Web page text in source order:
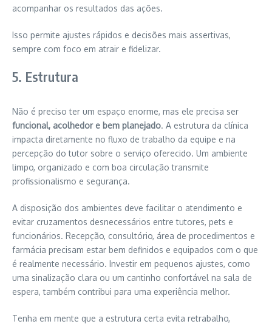
acompanhar os resultados das ações.
Isso permite ajustes rápidos e decisões mais assertivas,
sempre com foco em atrair e fidelizar.
5. Estrutura
Não é preciso ter um espaço enorme, mas ele precisa ser
funcional, acolhedor e bem planejado. A estrutura da clínica
impacta diretamente no fluxo de trabalho da equipe e na
percepção do tutor sobre o serviço oferecido. Um ambiente
limpo, organizado e com boa circulação transmite
profissionalismo e segurança.
A disposição dos ambientes deve facilitar o atendimento e
evitar cruzamentos desnecessários entre tutores, pets e
funcionários. Recepção, consultório, área de procedimentos e
farmácia precisam estar bem definidos e equipados com o que
é realmente necessário. Investir em pequenos ajustes, como
uma sinalização clara ou um cantinho confortável na sala de
espera, também contribui para uma experiência melhor.
Tenha em mente que a estrutura certa evita retrabalho,